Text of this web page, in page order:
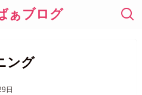
ぁブログ
ング
日